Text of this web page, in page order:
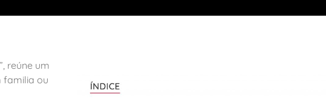
reúne um
familia ou